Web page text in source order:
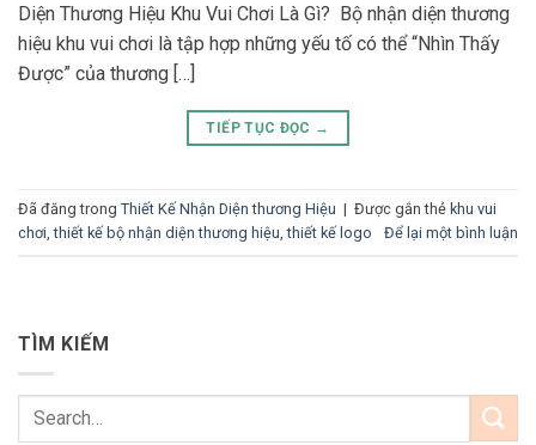
TÌM KIẾM
Diện Thương Hiệu Khu Vui Chơi Là Gì? Bộ nhận diện thương
hiệu khu vui chơi là tập hợp những yếu tố có thể “Nhìn Thấy
Được” của thương […]
TIẾP TỤC ĐỌC →
Đã đăng trong Thiết Kế Nhận Diện thương Hiệu | Được gắn thẻ khu vui
chơi,thiết kế bộ nhận diện thương hiệu,thiết kế logo Để lại một bình luận